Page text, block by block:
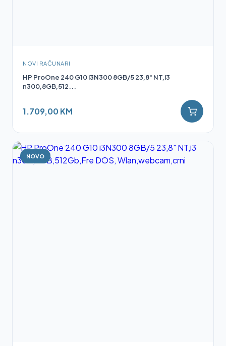
NOVI RAČUNARI
HP ProOne 240 G10 i3N300 8GB/5 23,8" NT,i3
n300,8GB,512...
1.709,00 KM
NOVO